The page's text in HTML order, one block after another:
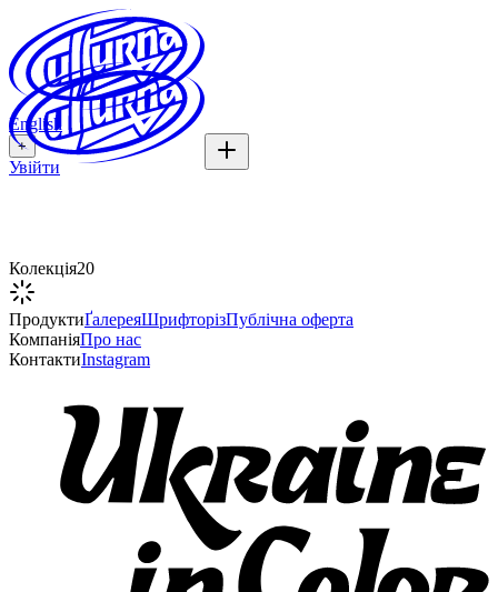
English
+
Увійти
Колекція20
ПродуктиҐалереяШрифторізПублічна оферта
КомпаніяПро нас
КонтактиInstagram